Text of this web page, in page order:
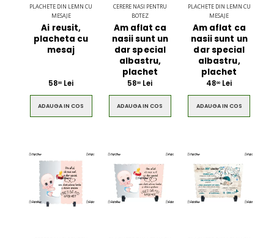
PLACHETE DIN LEMN CU
MESAJE
Ai reusit,
placheta cu
mesaj
5800 Lei
ADAUGA IN COS
CERERE NASI PENTRU
BOTEZ
Am aflat ca
nasii sunt un
dar special
albastru,
plachet
5800 Lei
ADAUGA IN COS
PLACHETE DIN LEMN CU
MESAJE
Am aflat ca
nasii sunt un
dar special
albastru,
plachet
4800 Lei
ADAUGA IN COS
Ultimate 3D
$49.00
Blue
$49.00